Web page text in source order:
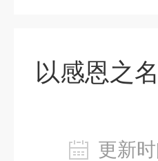
以感恩之
更新